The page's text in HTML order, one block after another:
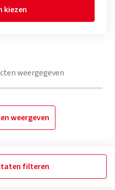
kiezen
weergegeven
weergeven
filteren